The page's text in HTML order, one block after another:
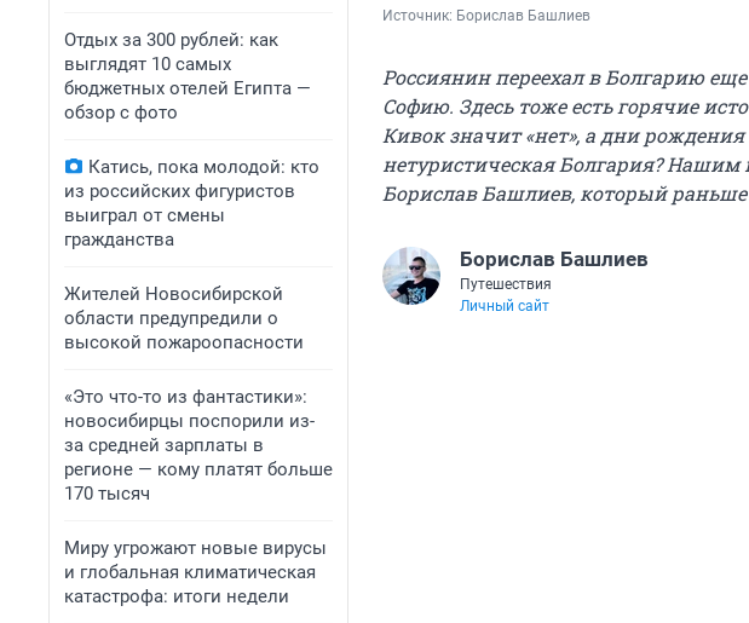
Отдых за 300 рублей: как
выглядят 10 самых
бюджетных отелей Египта —
обзор с фото
Катись, пока молодой: кто
из российских фигуристов
выиграл от смены
гражданства
Жителей Новосибирской
области предупредили о
высокой пожароопасности
«Это что-то из фантастики»:
новосибирцы поспорили из-
за средней зарплаты в
регионе — кому платят больше
170 тысяч
Миру угрожают новые вирусы
и глобальная климатическая
катастрофа: итоги недели
Источник: Борислав Башлиев
Россиянин переехал в Болгарию
Софию. Здесь тоже есть горячие
Кивок значит «нет», а дни
нетуристическая Болгария? Нашим
Борислав Башлиев, который
Борислав Башлиев
Путешествия
Личный сайт